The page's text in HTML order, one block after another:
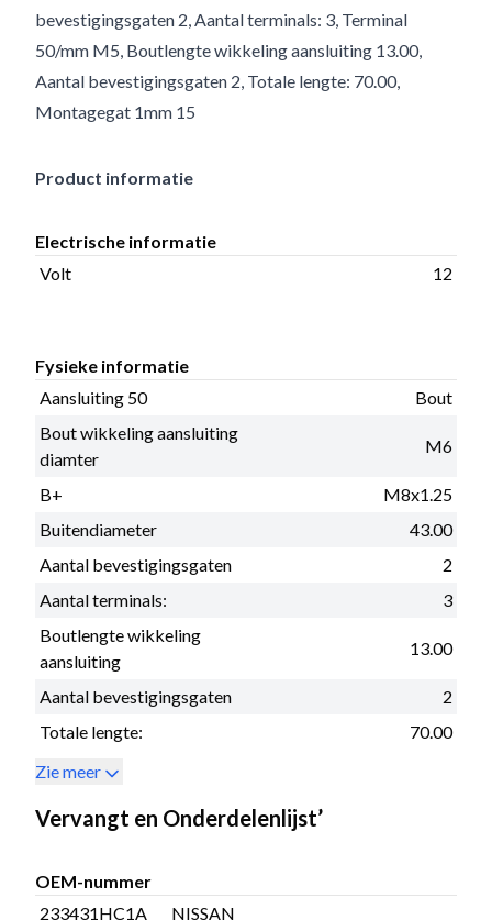
bevestigingsgaten 2, Aantal terminals: 3, Terminal
50/mm M5, Boutlengte wikkeling aansluiting 13.00,
Aantal bevestigingsgaten 2, Totale lengte: 70.00,
Montagegat 1mm 15
Product informatie
Electrische informatie
Volt
12
Fysieke informatie
Aansluiting 50
Bout
Bout wikkeling aansluiting
diamter
M6
B+
M8x1.25
Buitendiameter
43.00
Aantal bevestigingsgaten
2
Aantal terminals:
3
Boutlengte wikkeling
aansluiting
13.00
Aantal bevestigingsgaten
2
Totale lengte:
70.00
Zie meer
Vervangt en Onderdelenlijst’
OEM-nummer
233431HC1A
NISSAN